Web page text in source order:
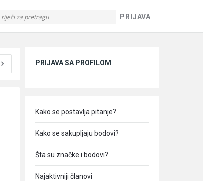
PRIJAVA
PRIJAVA SA PROFILOM
Kako se postavlja pitanje?
Kako se sakupljaju bodovi?
Šta su značke i bodovi?
Najaktivniji članovi